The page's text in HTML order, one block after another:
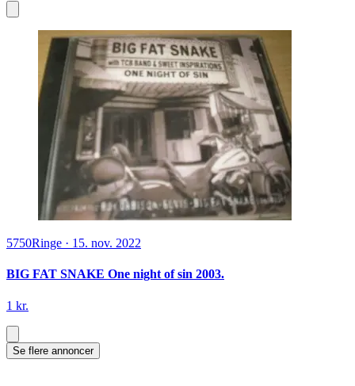
5750Ringe · 15. nov. 2022
BIG FAT SNAKE One night of sin 2003.
1 kr.
Se flere annoncer